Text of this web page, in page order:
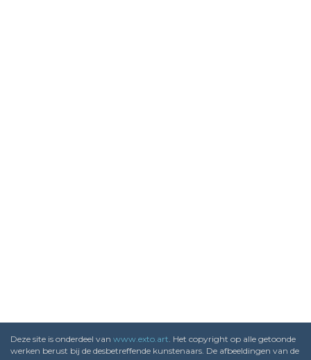
Deze site is onderdeel van www.exto.art. Het copyright op alle getoonde
werken berust bij de desbetreffende kunstenaars. De afbeeldingen van de